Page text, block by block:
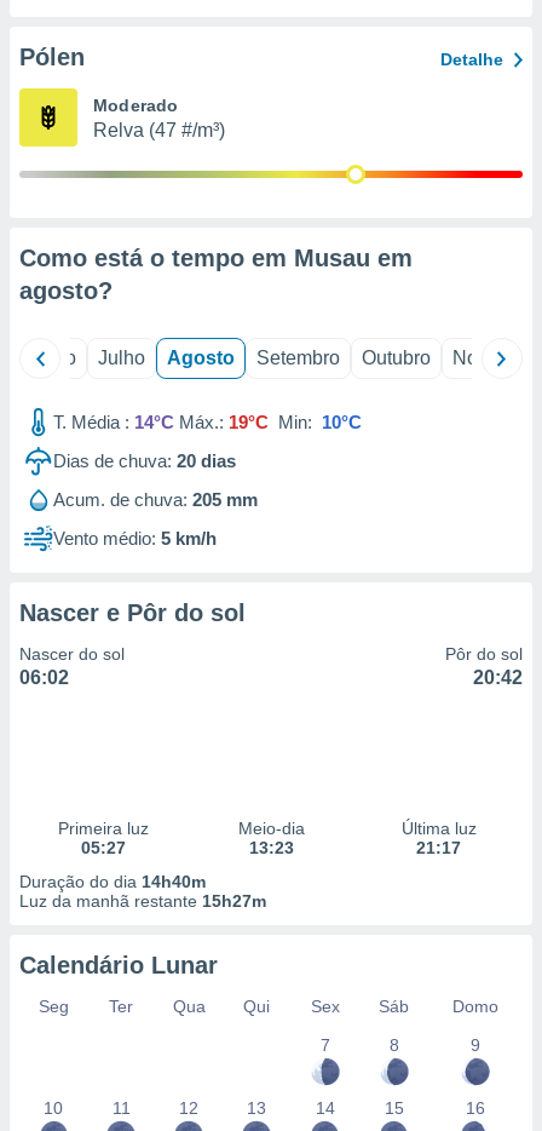
através
estudos
e
Pólen Detalhe
Moderado
Relva (47 #/m³)
Como está o tempo em Musau em
agosto?
Junho Julho Agosto Setembro Outubro Novembro
T. Média : 14°C Máx.: 19°C Min: 10°C
Dias de chuva: 20 dias
Acum. de chuva: 205 mm
Vento médio: 5 km/h
Nascer e Pôr do sol
Nascer do sol
06:02
Pôr do sol
20:42
Primeira luz
05:27
Meio-dia
13:23
Última luz
21:17
Duração do dia 14h40m
Luz da manhã restante 15h27m
Calendário Lunar
Seg Ter Qua Qui Sex Sáb
Domo
7
8 9
10 11 12 13 14 15 16